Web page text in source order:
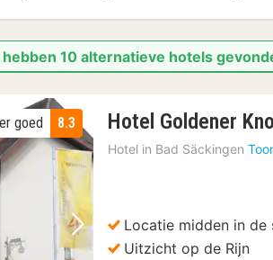
hebben 10 alternatieve hotels
Volgende foto
8.3
goed Hotel Goldener
Hotel in Bad Säckingen
Locatie midden in de
Uitzicht op de Rijn